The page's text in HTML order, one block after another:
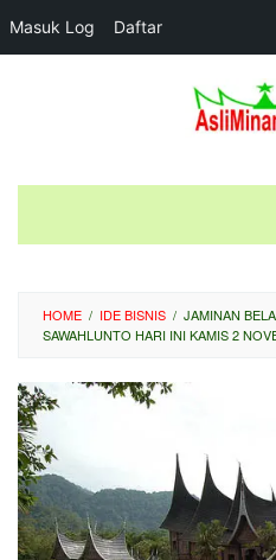
Masuk Log Daftar
HOME / IDE BISNIS / JAMINAN
SAWAHLUNTO HARI INI KAMIS 2